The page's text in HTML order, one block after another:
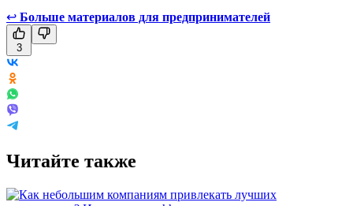
↩ Больше материалов для предпринимателей
3
Читайте также